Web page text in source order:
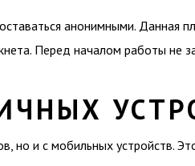
анонимными.
Перед началом работы не
но и с мобильных устройств.